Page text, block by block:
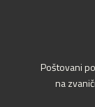
Poštovani
na